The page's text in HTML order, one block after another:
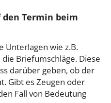
Termin beim
Unterlagen wie z.B.
Briefumschläge. Diese
darüber geben, ob der
Gibt es Zeugen oder
Fall von Bedeutung